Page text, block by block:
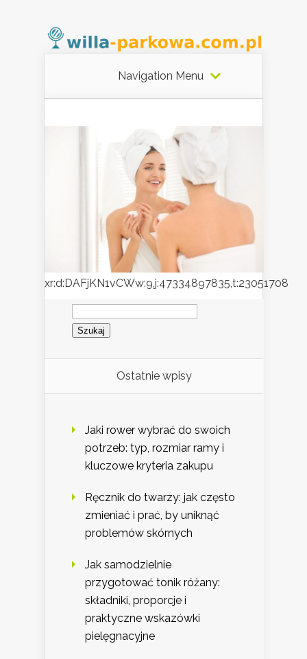
Navigation Menu
xr:d:DAFjKN1vCWw:9,j:47334897835,t:23051708
Szukaj:
Ostatnie wpisy
Jaki rower wybrać do swoich
potrzeb: typ, rozmiar ramy i
kluczowe kryteria zakupu
Ręcznik do twarzy: jak często
zmieniać i prać, by uniknąć
problemów skórnych
Jak samodzielnie
przygotować tonik różany:
składniki, proporcje i
praktyczne wskazówki
pielęgnacyjne